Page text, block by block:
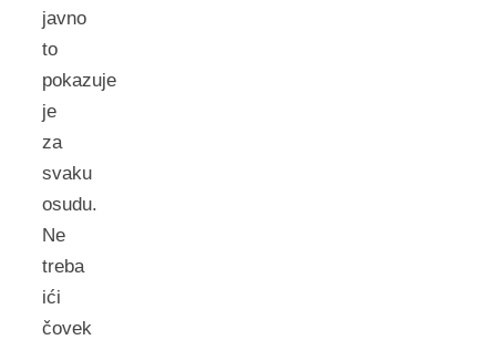
javno
to
pokazuje
je
za
svaku
osudu.
Ne
treba
ići
čovek